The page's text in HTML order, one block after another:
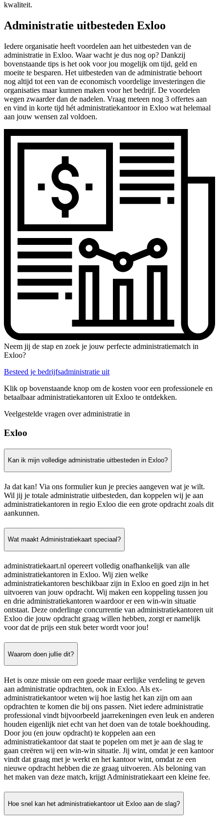
kwaliteit.
Administratie uitbesteden Exloo
Iedere organisatie heeft voordelen aan het uitbesteden van de
administratie in Exloo. Waar wacht je dus nog op? Dankzij
bovenstaande tips is het ook voor jou mogelijk om tijd, geld en
moeite te besparen. Het uitbesteden van de administratie behoort
nog altijd tot een van de economisch voordelige investeringen die
organisaties maar kunnen maken voor het bedrijf. De voordelen
wegen zwaarder dan de nadelen. Vraag meteen nog 3 offertes aan
en vind in korte tijd hét administratiekantoor in Exloo wat helemaal
aan jouw wensen zal voldoen.
Neem jij de stap en zoek je jouw perfecte administratiematch in
Exloo?
Besteed je bedrijfsadministratie uit
Klik op bovenstaande knop om de kosten voor een professionele en
betaalbaar administratiekantoren uit Exloo te ontdekken.
Veelgestelde vragen over administratie in
Exloo
Kan ik mijn volledige administratie uitbesteden in Exloo?
Ja dat kan! Via ons formulier kun je precies aangeven wat je wilt.
Wil jij je totale administratie uitbesteden, dan koppelen wij je aan
administratiekantoren in regio Exloo die een grote opdracht zoals dit
aankunnen.
Wat maakt Administratiekaart speciaal?
administratiekaart.nl opereert volledig onafhankelijk van alle
administratiekantoren in Exloo. Wij zien welke
administratiekantoren beschikbaar zijn in Exloo en goed zijn in het
uitvoeren van jouw opdracht. Wij maken een koppeling tussen jou
en drie administratiekantoren waardoor er een win-win situatie
ontstaat. Deze onderlinge concurrentie van administratiekantoren uit
Exloo die jouw opdracht graag willen hebben, zorgt er namelijk
voor dat de prijs een stuk beter wordt voor jou!
Waarom doen jullie dit?
Het is onze missie om een goede maar eerlijke verdeling te geven
aan administratie opdrachten, ook in Exloo. Als ex-
administratiekantoor weten wij hoe lastig het kan zijn om aan
opdrachten te komen die bij ons passen. Niet iedere administratie
professional vindt bijvoorbeeld jaarrekeningen even leuk en anderen
houden eigenlijk niet echt van het doen van de totale boekhouding.
Door jou (en jouw opdracht) te koppelen aan een
administratiekantoor dat staat te popelen om met je aan de slag te
gaan creëren wij een win-win situatie. Jij wint, omdat je een kantoor
vindt dat graag met je werkt en het kantoor wint, omdat ze een
nieuwe opdracht hebben die ze graag uitvoeren. Als beloning van
het maken van deze match, krijgt Administratiekaart een kleine fee.
Hoe snel kan het administratiekantoor uit Exloo aan de slag?